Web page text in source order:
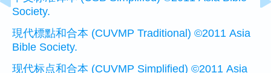
Society.
現代標點和合本 (CUVMP Traditional) ©2011 Asia
Bible Society.
现代标点和合本 (CUVMP Simplified) ©2011 Asia